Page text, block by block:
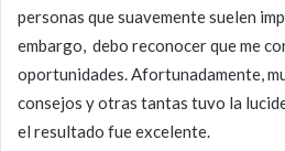
personas que suavemente suelen
embargo, debo reconocer que me
oportunidades. Afortunadamente,
consejos y otras tantas tuvo la
el resultado fue excelente.